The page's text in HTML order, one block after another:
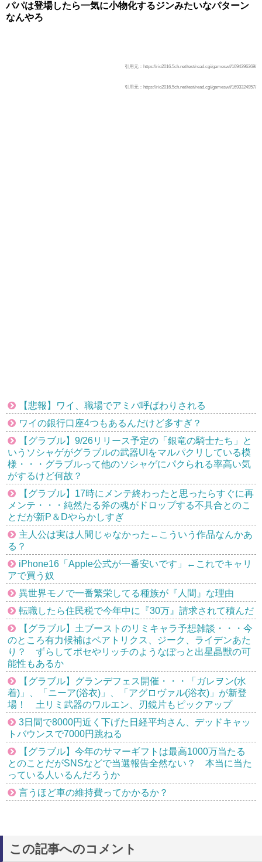
パパは登場したら一気に小物化するジンみたいなパターン
なんやろ
引用元：https://rio2016.5ch.net/test/read.cgi/gameswf/1694396369/
引用元：https://rio2016.5ch.net/test/read.cgi/gameswf/1693324957/
【悲報】ワイ、職場でアミバ呼ばわりされる
ワイの銀行口座4つもあるんだけど多すぎ？
【グラブル】9/26リリース予定の「銀竜の騎士たち」と
いうソシャゲがグラブルの武器UIをマルパクリしている模
様・・・グラブルって他のソシャゲにパクられる率高い気
がするけど何故？
【グラブル】17時にメンテ終わったと思ったらすぐに再
メンテ・・・純然たる斧の魂がドロップする不具合とのこ
とだが新P＆Dやらかしすぎ
主人公は実は人間じゃなかった←こういう作品なんかあ
る？
iPhone16「Apple公式が一番安いです」←これでキャリ
アで買う奴
異世界モノで一番繁栄してる種族が『人間』な理由
転職したら住民税で今年中に『30万』請求されて積んだ
【グラブル】土ブーストのリミキャラ予想雑談・・・今
のところ有力候補はベアトリクス、ジーク、ライデンあた
り？ ずらしてポセやリッチのようなぽっと出星晶獣の可
能性もあるか
【グラブル】グランデフェス開催・・・「ガレヲン(水
着)」、「ニーア(浴衣)」、「アグロヴァル(浴衣)」が新登
場！ 土リミ武器のワルエン、刃鏡片もピックアップ
3日間で8000円近く下げた日経平均さん、デッドキャッ
トバウンスで7000円跳ねる
【グラブル】今年のサマーギフトは最高1000万当たる
とのことだがSNSなどで当選報告全然ない？ 本当に当た
っている人いるんだろうか
言うほど車の維持費ってかかるか？
この記事へのコメント